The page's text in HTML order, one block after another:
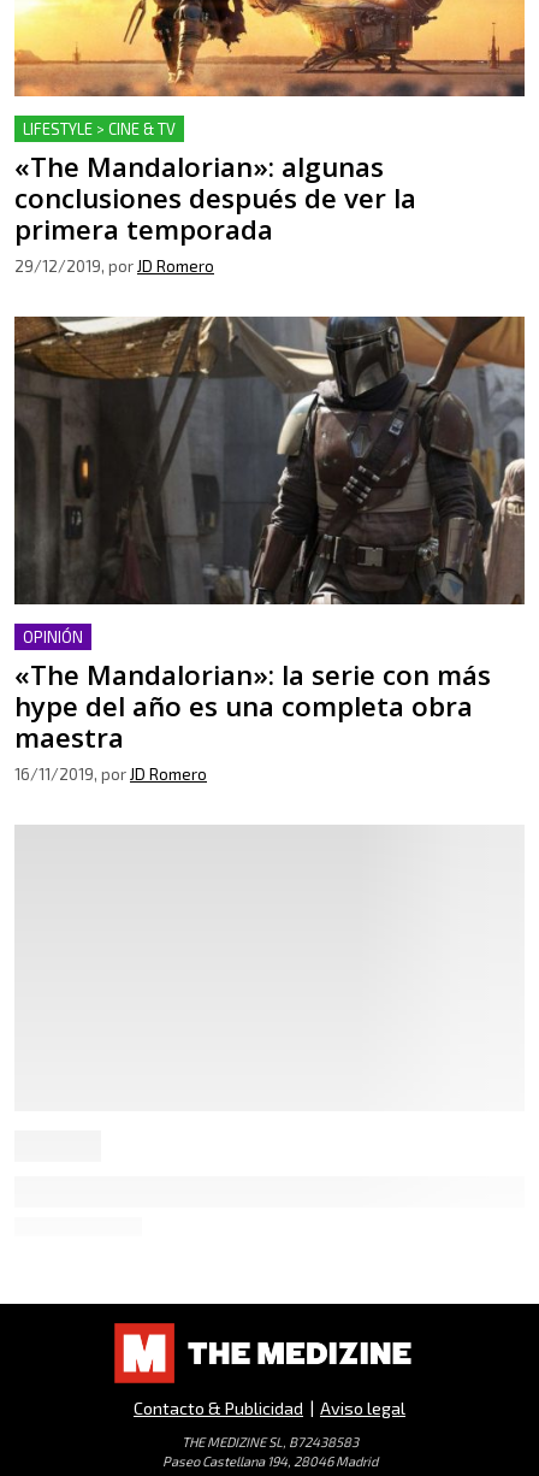
LIFESTYLE > CINE & TV
«The Mandalorian»: algunas
conclusiones después de ver la
primera temporada
29/12/2019, por JD Romero
OPINIÓN
«The Mandalorian»: la serie con más
hype del año es una completa obra
maestra
16/11/2019, por JD Romero
Contacto & Publicidad | Aviso legal
THE MEDIZINE SL, B72438583
Paseo Castellana 194, 28046 Madrid